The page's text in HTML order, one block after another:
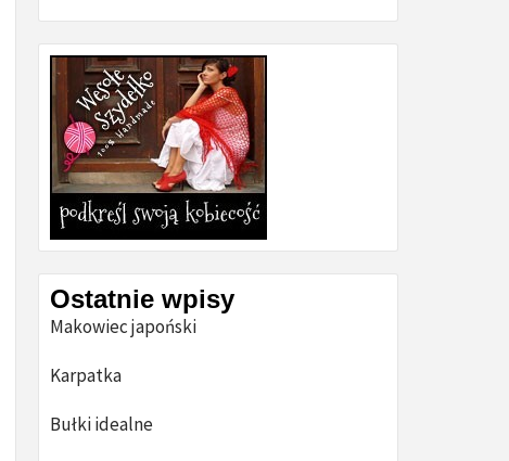
Ostatnie wpisy
Makowiec japoński
Karpatka
Bułki idealne